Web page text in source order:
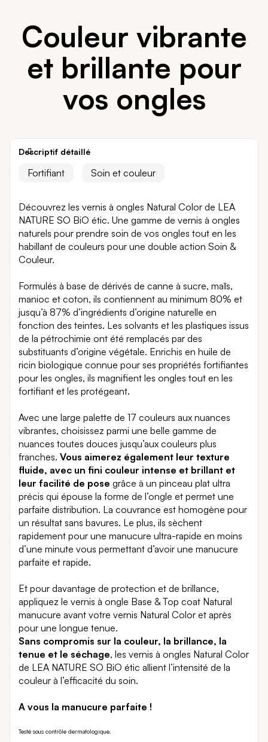
Couleur vibrante
et brillante pour
vos ongles
Descriptif détaillé
Fortifiant Soin et couleur
Découvrez les vernis à ongles Natural Color de LEA
NATURE SO BiO étic. Une gamme de vernis à ongles
naturels pour prendre soin de vos ongles tout en les
habillant de couleurs pour une double action Soin &
Couleur.
Formulés à base de dérivés de canne à sucre, maïs,
manioc et coton, ils contiennent au minimum 80% et
jusqu’à 87% d’ingrédients d’origine naturelle en
fonction des teintes. Les solvants et les plastiques issus
de la pétrochimie ont été remplacés par des
substituants d’origine végétale. Enrichis en huile de
ricin biologique connue pour ses propriétés fortifiantes
pour les ongles, ils magnifient les ongles tout en les
fortifiant et les protégeant.
Avec une large palette de 17 couleurs aux nuances
vibrantes, choisissez parmi une belle gamme de
nuances toutes douces jusqu’aux couleurs plus
franches. Vous aimerez également leur texture
fluide, avec un fini couleur intense et brillant et
leur facilité de pose grâce à un pinceau plat ultra
précis qui épouse la forme de l’ongle et permet une
parfaite distribution. La couvrance est homogène pour
un résultat sans bavures. Le plus, ils sèchent
rapidement pour une manucure ultra-rapide en moins
d’une minute vous permettant d’avoir une manucure
parfaite et rapide.
Et pour davantage de protection et de brillance,
appliquez le vernis à ongle Base & Top coat Natural
manucure avant votre vernis Natural Color et après
pour une longue tenue.
Sans compromis sur la couleur, la brillance, la
tenue et le séchage, les vernis à ongles Natural Color
de LEA NATURE SO BiO étic allient l’intensité de la
couleur à l’efficacité du soin.
A vous la manucure parfaite !
Testé sous contrôle dermatologique.